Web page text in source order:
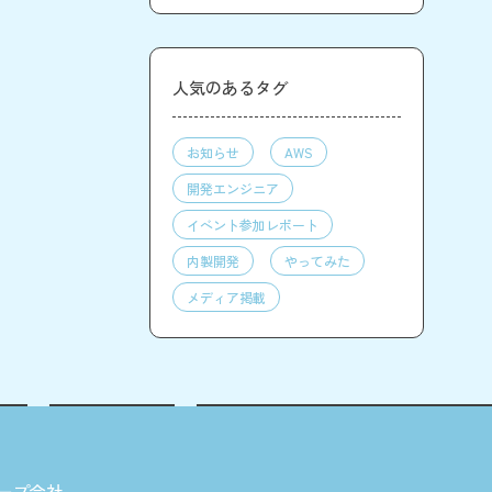
人気のあるタグ
お知らせ
AWS
開発エンジニア
イベント参加レポート
内製開発
やってみた
メディア掲載